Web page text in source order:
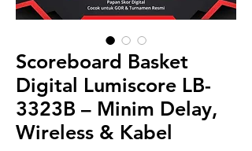
Scoreboard Basket
Digital Lumiscore LB-
3323B – Minim Delay,
Wireless & Kabel